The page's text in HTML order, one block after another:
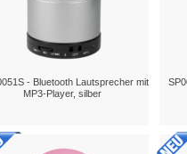
- Bluetooth Lautsprecher mit
MP3-Player, silber